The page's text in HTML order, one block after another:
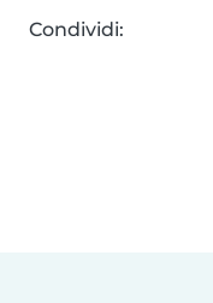
Condividi: